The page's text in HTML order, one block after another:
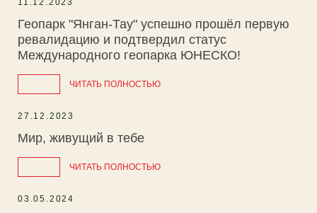
11.12.2023
Геопарк "Янган-Тау" успешно прошёл первую
ревалидацию и подтвердил статус
Международного геопарка ЮНЕСКО!
ЧИТАТЬ ПОЛНОСТЬЮ
27.12.2023
Мир, живущий в тебе
ЧИТАТЬ ПОЛНОСТЬЮ
03.05.2024